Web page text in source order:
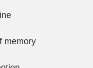
memory